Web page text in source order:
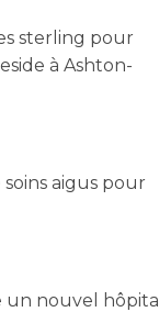
sterling pour
à Ashton-
aigus pour
un nouvel hôpital